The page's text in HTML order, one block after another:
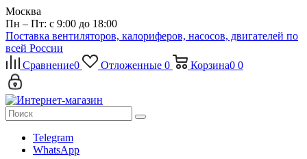
Москва
Пн – Пт: с 9:00 до 18:00
Поставка вентиляторов, калориферов, насосов, двигателей по
всей России
Сравнение0 Отложенные 0 Корзина0 0
Telegram
WhatsApp